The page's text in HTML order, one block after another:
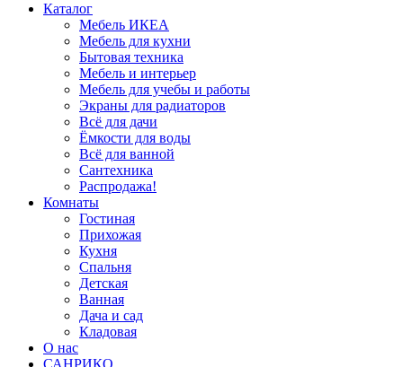
Каталог
Мебель ИКЕА
Мебель для кухни
Бытовая техника
Мебель и интерьер
Мебель для учебы и работы
Экраны для радиаторов
Всё для дачи
Ёмкости для воды
Всё для ванной
Сантехника
Распродажа!
Комнаты
Гостиная
Прихожая
Кухня
Спальня
Детская
Ванная
Дача и сад
Кладовая
О нас
САНРИКО